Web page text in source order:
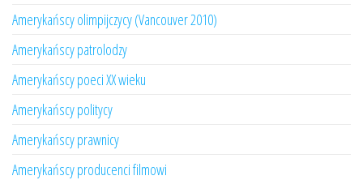
Amerykańscy olimpijczycy (Vancouver 2010)
Amerykańscy patrolodzy
Amerykańscy poeci XX wieku
Amerykańscy politycy
Amerykańscy prawnicy
Amerykańscy producenci filmowi